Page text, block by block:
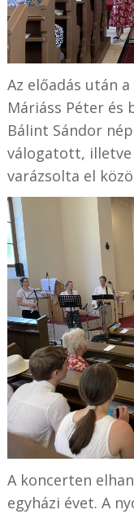
Az előadás után
Máriáss Péter és
Bálint Sándor
válogatott, illetve
varázsolta el
A koncerten
egyházi évet. A